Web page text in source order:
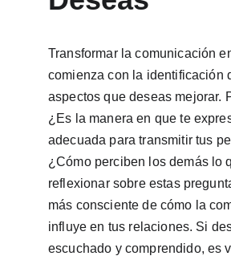
Transformar la comunicación
comienza con la identificación
aspectos que deseas mejorar.
¿Es la manera en que te
adecuada para transmitir tus
¿Cómo perciben los demás lo
reflexionar sobre estas
más consciente de cómo la
influye en tus relaciones. Si
escuchado y comprendido, es